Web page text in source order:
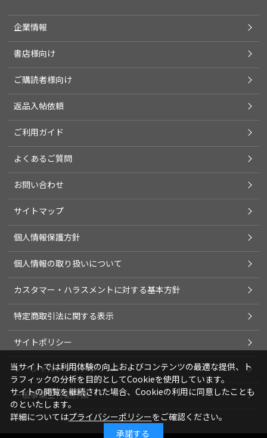
企業情報
書店様向け
ご購読者様向け
返品入帖依頼
ご利用ガイド
よくあるご質問
お問い合わせ
サイトマップ
個人情報保護方針
個人情報の取り扱いについて
カスタマー・ハラスメントに対する基本方針
特定商取引法に関する表示
サイトポリシー
ソーシャルメディアポリシー
一般事業主行動計画
当サイトでは利用体験の向上およびコンテンツの最適な提供、ト
ラフィックの分析を目的としてCookieを使用しています。
サイトの閲覧を継続された場合、Cookieの利用に同意したことも
のといたします。
詳細についてはプライバシーポリシーをご確認ください。
承諾する